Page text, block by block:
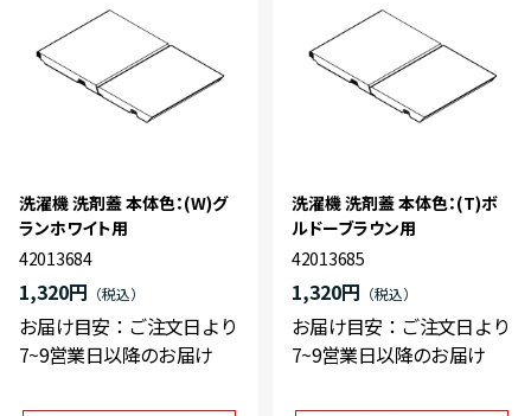
洗濯機 洗剤蓋 本体色：(W)グ
ランホワイト用
42013684
1,320円
お届け目安：ご注文日より
7~9営業日以降のお届け
洗濯機 洗剤蓋 本体色：(T)ボ
ルドーブラウン用
42013685
1,320円
お届け目安：ご注文日より
7~9営業日以降のお届け